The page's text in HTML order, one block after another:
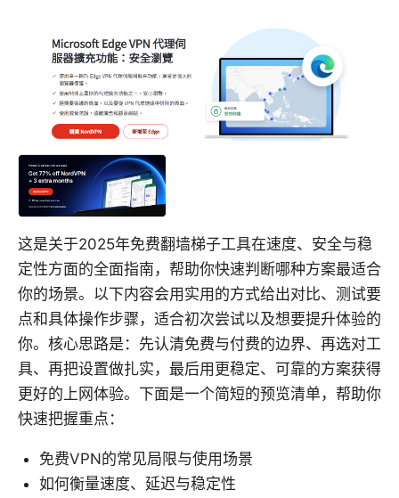
这是关于2025年免费翻墙梯子工具在速度、安全与稳
定性方面的全面指南，帮助你快速判断哪种方案最适合
你的场景。以下内容会用实用的方式给出对比、测试要
点和具体操作步骤，适合初次尝试以及想要提升体验的
你。核心思路是：先认清免费与付费的边界、再选对工
具、再把设置做扎实，最后用更稳定、可靠的方案获得
更好的上网体验。下面是一个简短的预览清单，帮助你
快速把握重点：
免费VPN的常见局限与使用场景
如何衡量速度、延迟与稳定性